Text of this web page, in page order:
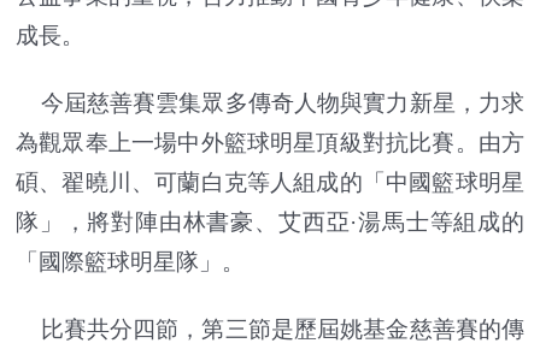
成長。
今屆慈善賽雲集眾多傳奇人物與實力新星，力求
為觀眾奉上一場中外籃球明星頂級對抗比賽。由方
碩、翟曉川、可蘭白克等人組成的「中國籃球明星
隊」，將對陣由林書豪、艾西亞·湯馬士等組成的
「國際籃球明星隊」。
比賽共分四節，第三節是歷屆姚基金慈善賽的傳